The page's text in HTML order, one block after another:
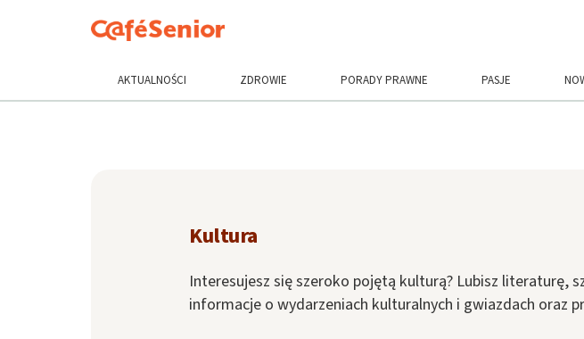
AKTUALNOŚCI ZDROWIE PORADY PRAWNE PASJE
Kultura
Interesujesz się szeroko pojętą kulturą? Lubisz literaturę,
informacje o wydarzeniach kulturalnych i gwiazdach oraz